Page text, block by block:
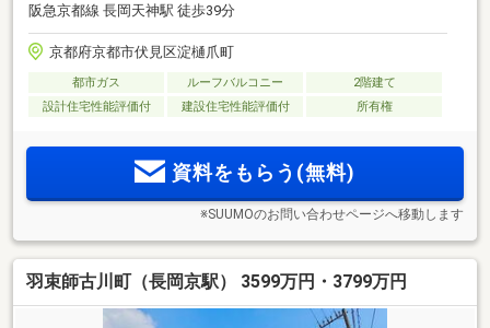
阪急京都線 長岡天神駅 徒歩39分
京都府京都市伏見区淀樋爪町
都市ガス ルーフバルコニー
2階建て
設計住宅性能評価付
建設住宅性能評価付 所有権
資料をもらう(無料)
※SUUMOのお問い合わせページへ移動します
羽束師古川町（長岡京駅） 3599万円・3799万円